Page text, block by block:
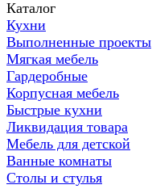
Каталог
Кухни
Выполненные проекты
Мягкая мебель
Гардеробные
Корпусная мебель
Быстрые кухни
Ликвидация товара
Мебель для детской
Ванные комнаты
Столы и стулья